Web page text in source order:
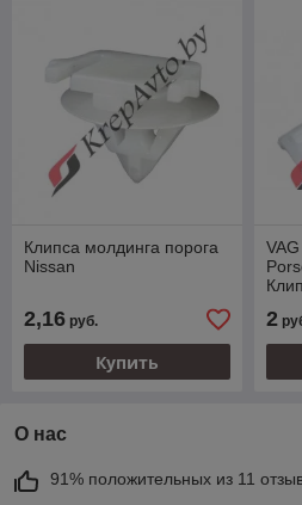
Клипса молдинга порога
Nissan
2,16 руб.
Купить
2
О нас
91% положительных из 11